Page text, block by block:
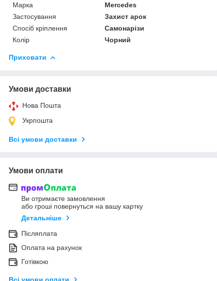
Марка
Mercedes
Застосування
Захист арок
Спосіб кріплення
Самонарізи
Колір
Чорний
Приховати
Умови доставки
Нова Пошта
Укрпошта
Всі умови доставки
Умови оплати
Ви отримаєте замовлення
або гроші повернуться на вашу картку
Детальніше
Післяплата
Оплата на рахунок
Готівкою